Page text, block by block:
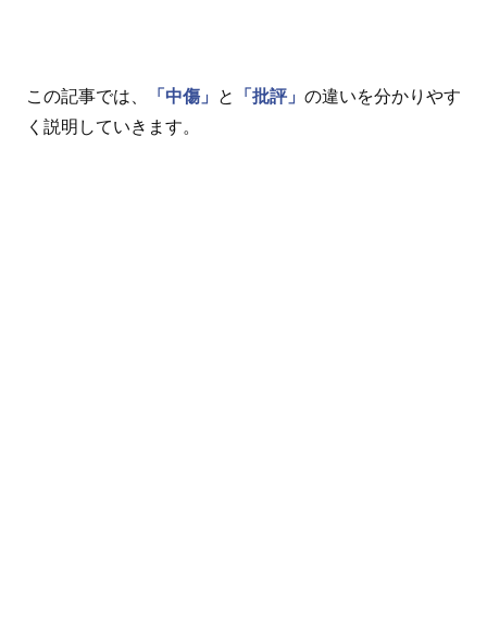
この記事では、 「中傷」 と 「批評」 の違いを分かりやす
く説明していきます。